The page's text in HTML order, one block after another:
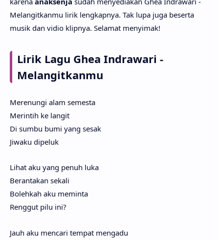
Melangitkanmu lirik lengkapnya. Tak lupa juga beserta
musik dan vidio klipnya. Selamat menyimak!
Lirik Lagu Ghea Indrawari -
Melangitkanmu
Merenungi alam semesta
Merintih ke langit
Di sumbu bumi yang sesak
Jiwaku dipeluk
Lihat aku yang penuh luka
Berantakan sekali
Bolehkah aku meminta
Renggut pilu ini?
Jauh aku mencari tempat mengadu